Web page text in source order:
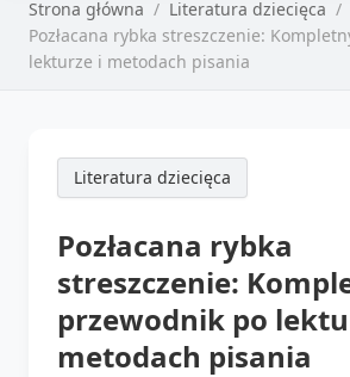
Strona główna
Literatura dziecięca
Pozłacana rybka streszczenie:
lekturze i metodach pisania
Literatura dziecięca
Pozłacana rybka
streszczenie:
przewodnik po
metodach pisania